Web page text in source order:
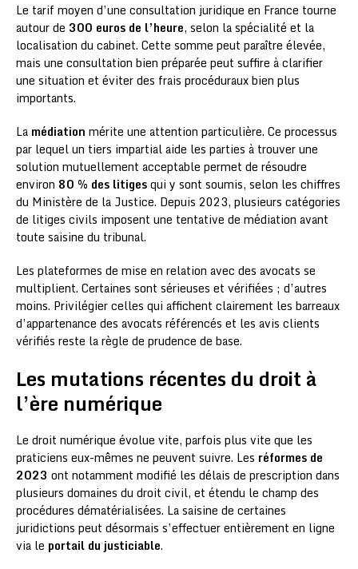
Le tarif moyen d’une consultation juridique en France tourne
autour de 300 euros de l’heure, selon la spécialité et la
localisation du cabinet. Cette somme peut paraître élevée,
mais une consultation bien préparée peut suffire à clarifier
une situation et éviter des frais procéduraux bien plus
importants.
La médiation mérite une attention particulière. Ce processus
par lequel un tiers impartial aide les parties à trouver une
solution mutuellement acceptable permet de résoudre
environ 80 % des litigesqui y sont soumis, selon les chiffres
du Ministère de la Justice. Depuis 2023, plusieurs catégories
de litiges civils imposent une tentative de médiation avant
toute saisine du tribunal.
Les plateformes de mise en relation avec des avocats se
multiplient. Certaines sont sérieuses et vérifiées ; d’autres
moins. Privilégier celles qui affichent clairement les barreaux
d’appartenance des avocats référencés et les avis clients
vérifiés reste la règle de prudence de base.
Les mutations récentes du droit à
l’ère numérique
Le droit numérique évolue vite, parfois plus vite que les
praticiens eux-mêmes ne peuvent suivre. Les réformes de
2023 ont notamment modifié les délais de prescription dans
plusieurs domaines du droit civil, et étendu le champ des
procédures dématérialisées. La saisine de certaines
juridictions peut désormais s’effectuer entièrement en ligne
via le portail du justiciable.